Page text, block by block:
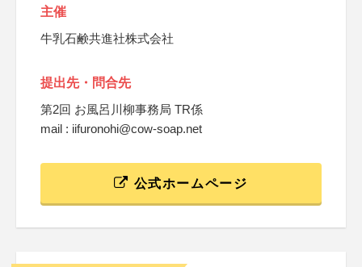
主催
牛乳石鹸共進社株式会社
提出先・問合先
第2回 お風呂川柳事務局 TR係
mail : iifuronohi@cow-soap.net
公式ホームページ